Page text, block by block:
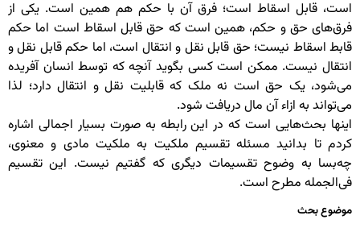
است، قابل اسقاط است؛ فرق آن با حکم هم همین است. یکی از
فرق‌های حق و حکم، همین است که حق قابل اسقاط است اما حکم
قابط اسقاط نیست؛ حق قابل نقل و انتقال است، اما حکم قابل نقل و
انتقال نیست. ممکن است کسی بگوید آنچه که توسط انسان آفریده
می‌شود، یک حق است نه ملک که قابلیت نقل و انتقال دارد؛ لذا
می‌تواند به ازاء آن مال دریافت شود.
اینها بحث‌هایی است که در این رابطه به صورت بسیار اجمالی اشاره
کردم تا بدانید مسئله تقسیم ملکیت به ملکیت مادی و معنوی،
چه‌بسا به وضوح تقسیمات دیگری که گفتیم نیست. این تقسیم
فی‌الجمله مطرح است.
موضوع بحث